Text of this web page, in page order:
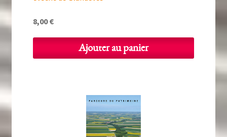
8,00€
Ajouter au panier